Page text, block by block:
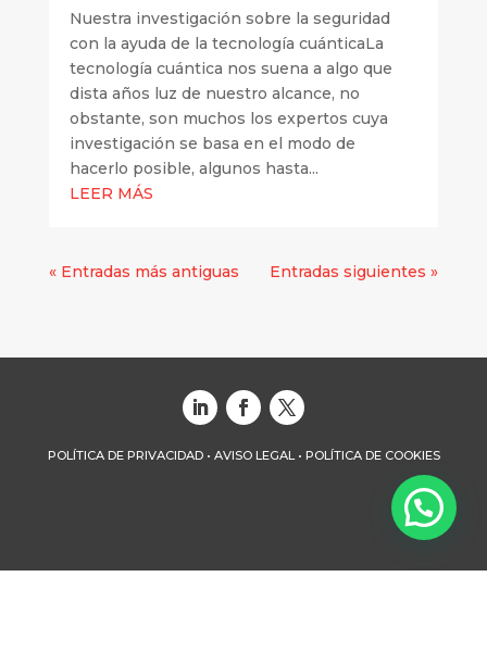
Nuestra investigación sobre la seguridad
con la ayuda de la tecnología cuánticaLa
tecnología cuántica nos suena a algo que
dista años luz de nuestro alcance, no
obstante, son muchos los expertos cuya
investigación se basa en el modo de
hacerlo posible, algunos hasta...
LEER MÁS
« Entradas más antiguas Entradas siguientes »
POLÍTICA DE PRIVACIDAD• AVISO LEGAL• POLÍTICA DE COOKIES